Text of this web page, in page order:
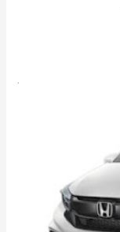
.